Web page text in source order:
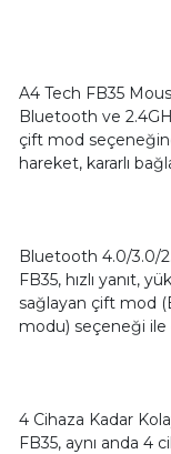
A4 Tech FB35
Bluetooth ve
çift mod
hareket, kararlı
Bluetooth 4.0/3.0/
FB35, hızlı yanıt,
sağlayan çift mod
modu) seçeneği ile
4 Cihaza Kadar
FB35, aynı anda 4